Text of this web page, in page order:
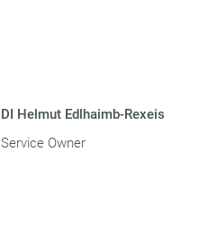
DI Helmut Edlhaimb-Rexeis
Service Owner